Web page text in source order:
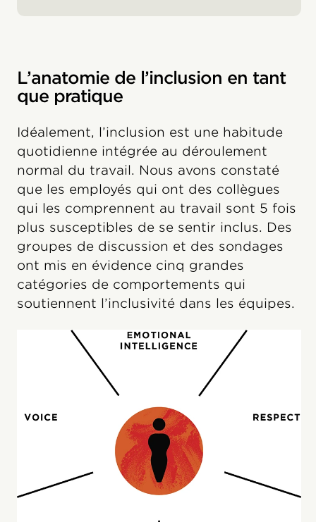
L’anatomie de l’inclusion en tant
que pratique
Idéalement, l’inclusion est une habitude
quotidienne intégrée au déroulement
normal du travail. Nous avons constaté
que les employés qui ont des collègues
qui les comprennent au travail sont 5 fois
plus susceptibles de se sentir inclus. Des
groupes de discussion et des sondages
ont mis en évidence cinq grandes
catégories de comportements qui
soutiennent l’inclusivité dans les équipes.